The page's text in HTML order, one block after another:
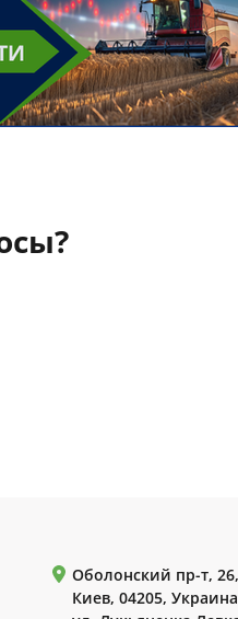
Оболонский пр-т,
Киев, 04205, Украина